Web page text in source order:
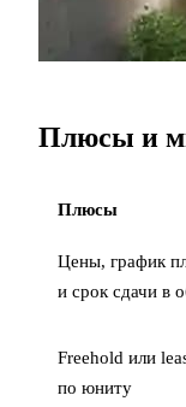
Плюсы и
Плюсы
Цены, график
и срок сдачи в
Freehold или
по юниту